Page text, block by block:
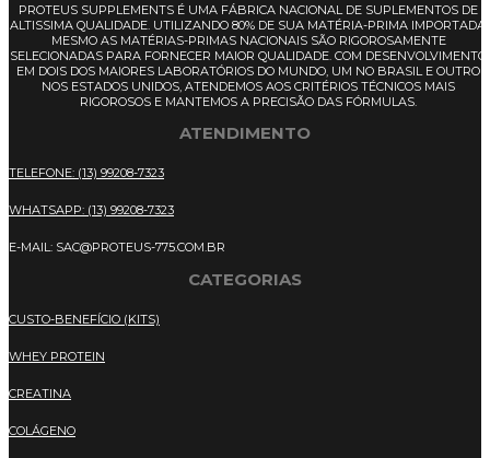
PROTEUS SUPPLEMENTS É UMA FÁBRICA NACIONAL DE SUPLEMENTOS DE
ALTISSIMA QUALIDADE. UTILIZANDO 80% DE SUA MATÉRIA-PRIMA IMPORTADA,
MESMO AS MATÉRIAS-PRIMAS NACIONAIS SÃO RIGOROSAMENTE
SELECIONADAS PARA FORNECER MAIOR QUALIDADE. COM DESENVOLVIMENTO
EM DOIS DOS MAIORES LABORATÓRIOS DO MUNDO, UM NO BRASIL E OUTRO
NOS ESTADOS UNIDOS, ATENDEMOS AOS CRITÉRIOS TÉCNICOS MAIS
RIGOROSOS E MANTEMOS A PRECISÃO DAS FÓRMULAS.
ATENDIMENTO
TELEFONE: (13) 99208-7323
WHATSAPP: (13) 99208-7323
E-MAIL: SAC@PROTEUS-775.COM.BR
CATEGORIAS
CUSTO-BENEFÍCIO (KITS)
WHEY PROTEIN
CREATINA
COLÁGENO